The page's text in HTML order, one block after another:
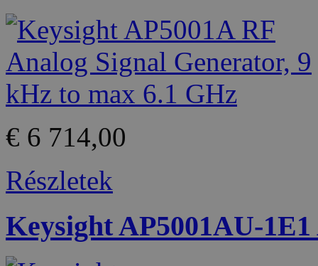
€ 6 714,00
Részletek
Keysight AP5001AU-